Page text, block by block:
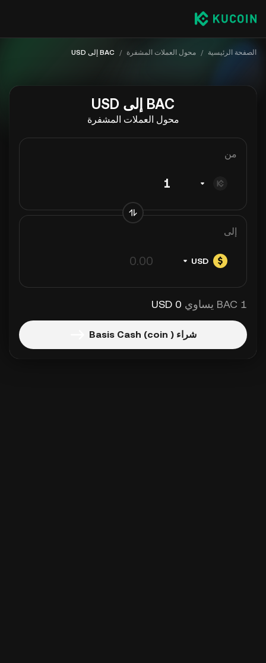
الصفحة الرئيسية / محول العملات المشفرة / BAC إلى USD
BAC إلى USD
محول العملات المشفرة
من
إلى
USD
1 BAC يساوي 0 USD
شراء Basis Cash (coin )